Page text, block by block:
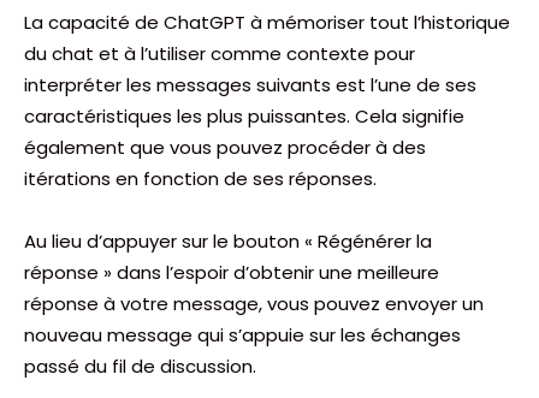
La capacité de ChatGPT à mémoriser tout l’historique
du chat et à l’utiliser comme contexte pour
interpréter les messages suivants est l’une de ses
caractéristiques les plus puissantes. Cela signifie
également que vous pouvez procéder à des
itérations en fonction de ses réponses.
Au lieu d’appuyer sur le bouton « Régénérer la
réponse » dans l’espoir d’obtenir une meilleure
réponse à votre message, vous pouvez envoyer un
nouveau message qui s’appuie sur les échanges
passé du fil de discussion.